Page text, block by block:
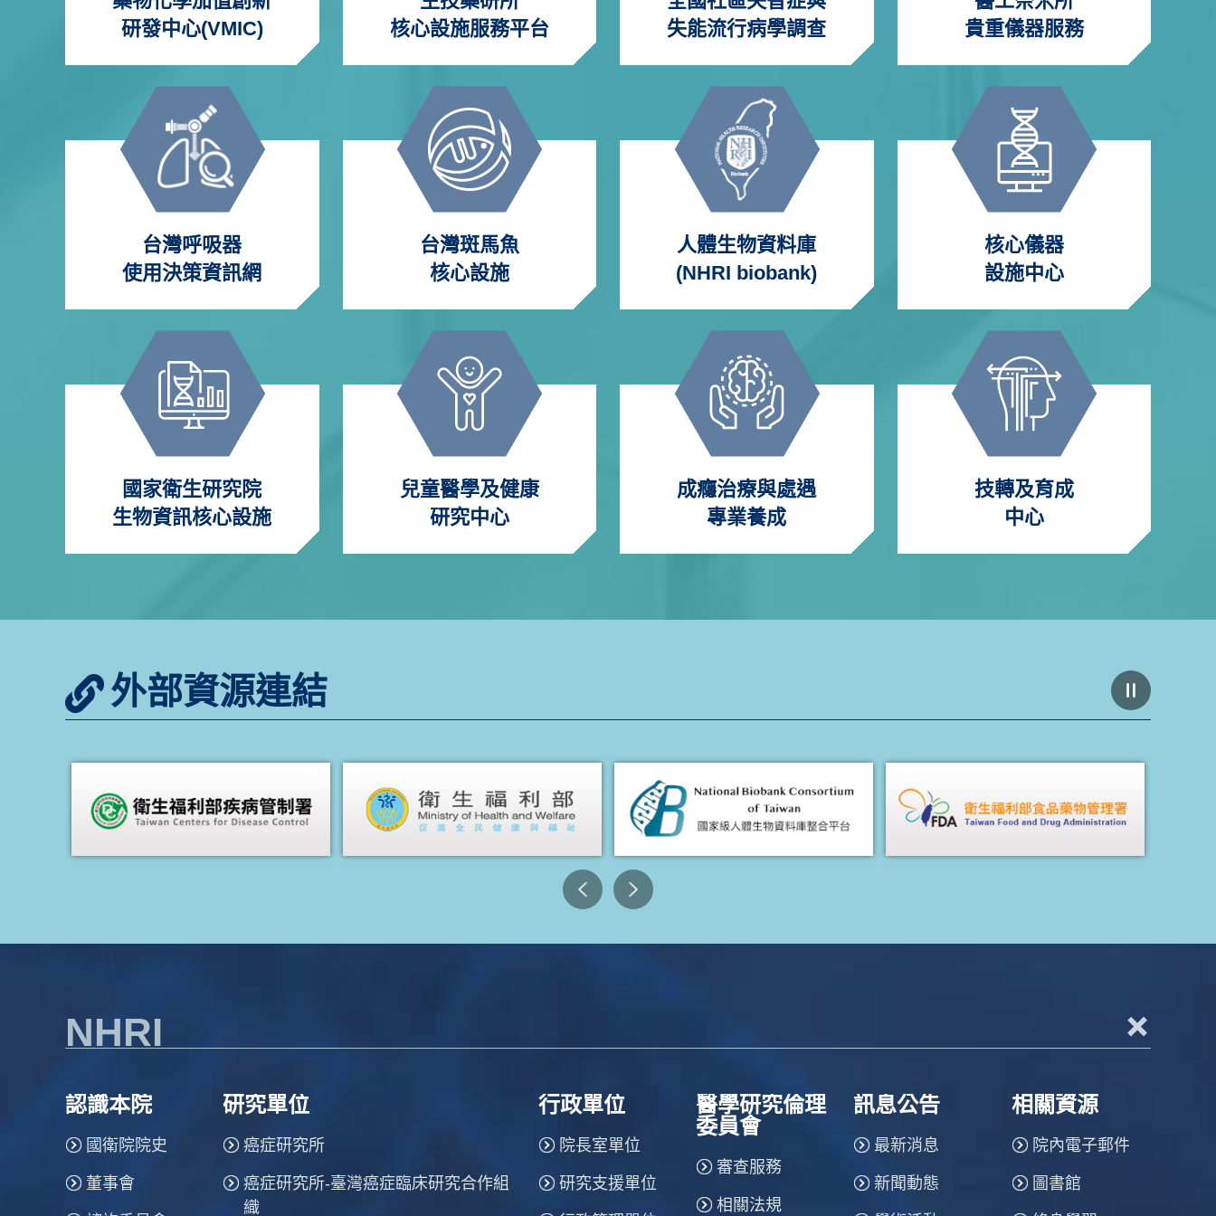
研發中心(VMIC)
核心設施服務平台
失能流行病學調查
貴重儀器服務
台灣呼吸器
使用決策資訊網
台灣斑馬魚
核心設施
人體生物資料庫
(NHRI biobank)
核心儀器
設施中心
國家衛生研究院
生物資訊核心設施
兒童醫學及健康
研究中心
成癮治療與處遇
專業養成
技轉及育成
中心
外部資源連結
NHRI +
認識本院
國衛院院史
董事會
研究單位
癌症研究所
癌症研究所-臺灣癌症臨床研究合作組
織
行政單位
院長室單位
研究支援單位
醫學研究倫理
委員會
審查服務
相關法規
訊息公告
最新消息
新聞動態
相關資源
院內電子郵件
圖書館